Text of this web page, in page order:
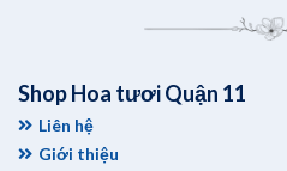
Shop Hoa tươi Quận 11
Liên hệ
Giới thiệu